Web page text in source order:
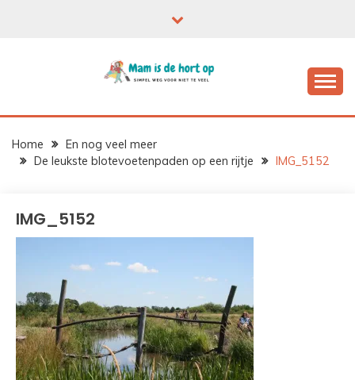
Home
En nog veel meer
De leukste blotevoetenpaden op een rijtje
IMG_5152
IMG_5152